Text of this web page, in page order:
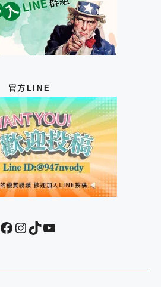
官方LINE
Facebook
Instagram
TikTokYouTube